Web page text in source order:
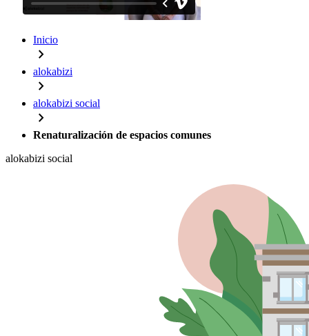
Inicio
chevron_right
alokabizi
chevron_right
alokabizi social
chevron_right
Renaturalización de espacios comunes
alokabizi social